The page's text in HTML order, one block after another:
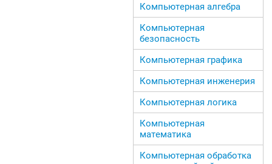
Компьютерная алгебра
Компьютерная
безопасность
Компьютерная графика
Компьютерная инженерия
Компьютерная логика
Компьютерная
математика
Компьютерная обработка